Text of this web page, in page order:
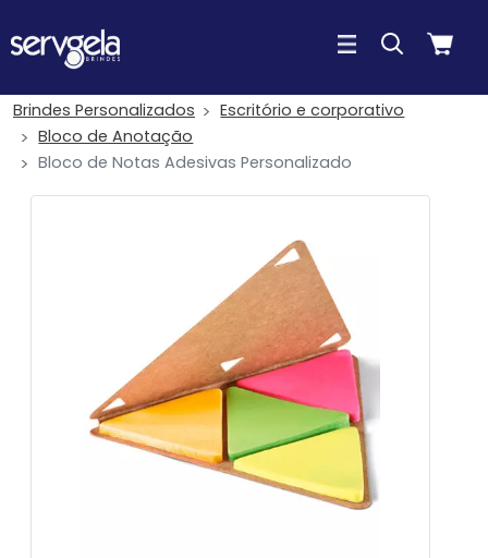
Brindes Personalizados
Escritório e corporativo
Bloco de Anotação
Bloco de Notas Adesivas Personalizado